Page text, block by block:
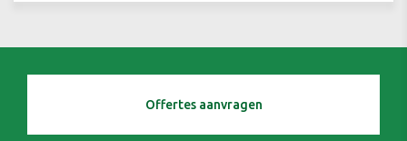
Offertes aanvragen